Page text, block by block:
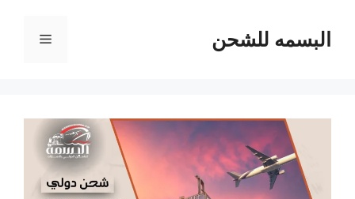
المحتوىالبسمه للشحن القائمة